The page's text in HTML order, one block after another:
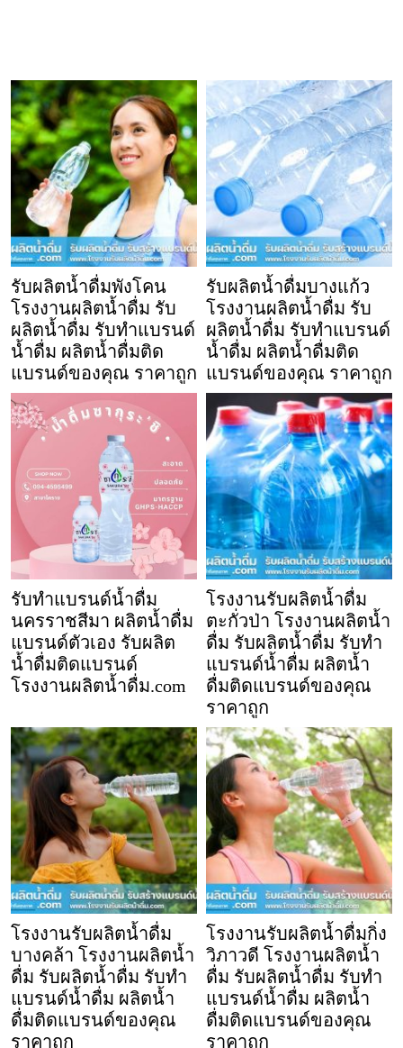
รับผลิตน้ำดื่มพังโคน
โรงงานผลิตน้ำดื่ม รับ
ผลิตน้ำดื่ม รับทำแบรนด์
น้ำดื่ม ผลิตน้ำดื่มติด
แบรนด์ของคุณ ราคาถูก
รับผลิตน้ำดื่มบางแก้ว
โรงงานผลิตน้ำดื่ม รับ
ผลิตน้ำดื่ม รับทำแบรนด์
น้ำดื่ม ผลิตน้ำดื่มติด
แบรนด์ของคุณ ราคาถูก
รับทำแบรนด์น้ำดื่ม
นครราชสีมา ผลิตน้ำดื่ม
แบรนด์ตัวเอง รับผลิต
น้ำดื่มติดแบรนด์
โรงงานผลิตน้ำดื่ม.com
โรงงานรับผลิตน้ำดื่ม
ตะกั่วป่า โรงงานผลิตน้ำ
ดื่ม รับผลิตน้ำดื่ม รับทำ
แบรนด์น้ำดื่ม ผลิตน้ำ
ดื่มติดแบรนด์ของคุณ
ราคาถูก
โรงงานรับผลิตน้ำดื่ม
บางคล้า โรงงานผลิตน้ำ
ดื่ม รับผลิตน้ำดื่ม รับทำ
แบรนด์น้ำดื่ม ผลิตน้ำ
ดื่มติดแบรนด์ของคุณ
ราคาถูก
โรงงานรับผลิตน้ำดื่มกิ่ง
วิภาวดี โรงงานผลิตน้ำ
ดื่ม รับผลิตน้ำดื่ม รับทำ
แบรนด์น้ำดื่ม ผลิตน้ำ
ดื่มติดแบรนด์ของคุณ
ราคาถูก